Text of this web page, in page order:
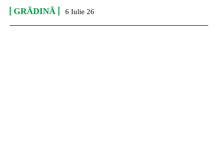
GRĂDINĂ 6 Iulie 26